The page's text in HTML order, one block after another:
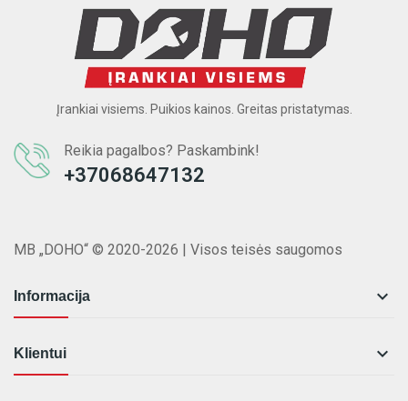
Įrankiai visiems. Puikios kainos. Greitas pristatymas.
Reikia pagalbos? Paskambink!
+37068647132
MB „DOHO“ © 2020-2026 | Visos teisės saugomos
Informacija 
Klientui 